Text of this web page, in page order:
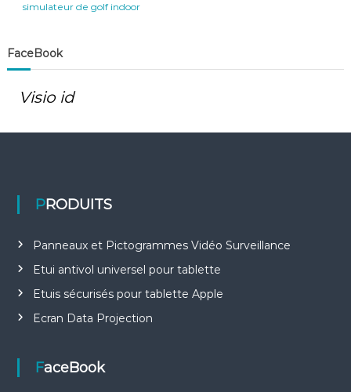
simulateur de golf indoor
FaceBook
Visio id
PRODUITS
Panneaux et Pictogrammes Vidéo Surveillance
Etui antivol universel pour tablette
Etuis sécurisés pour tablette Apple
Ecran Data Projection
FaceBook